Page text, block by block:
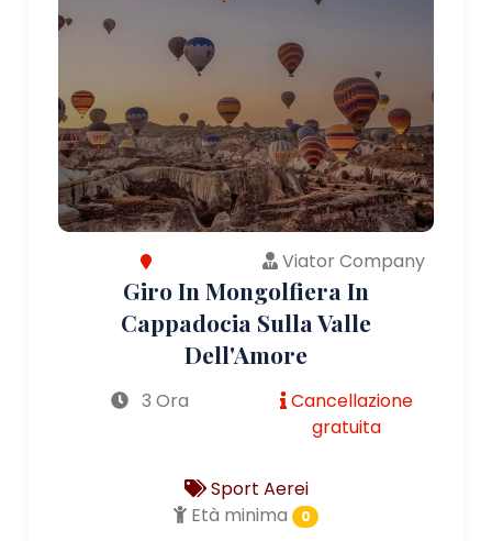
Viator Company
Giro In Mongolfiera In
Cappadocia Sulla Valle
Dell'Amore
3 Ora
Cancellazione
gratuita
Sport Aerei
Età minima
0